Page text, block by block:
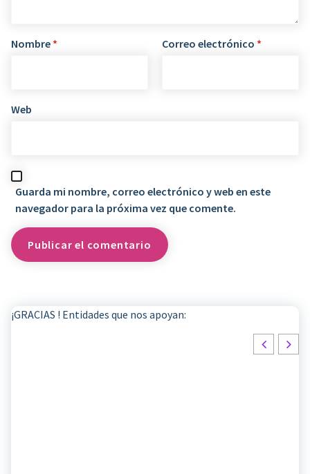
Nombre * Correo electrónico *
Web
Guarda mi nombre, correo electrónico y web en este
navegador para la próxima vez que comente.
¡GRACIAS ! Entidades que nos apoyan: